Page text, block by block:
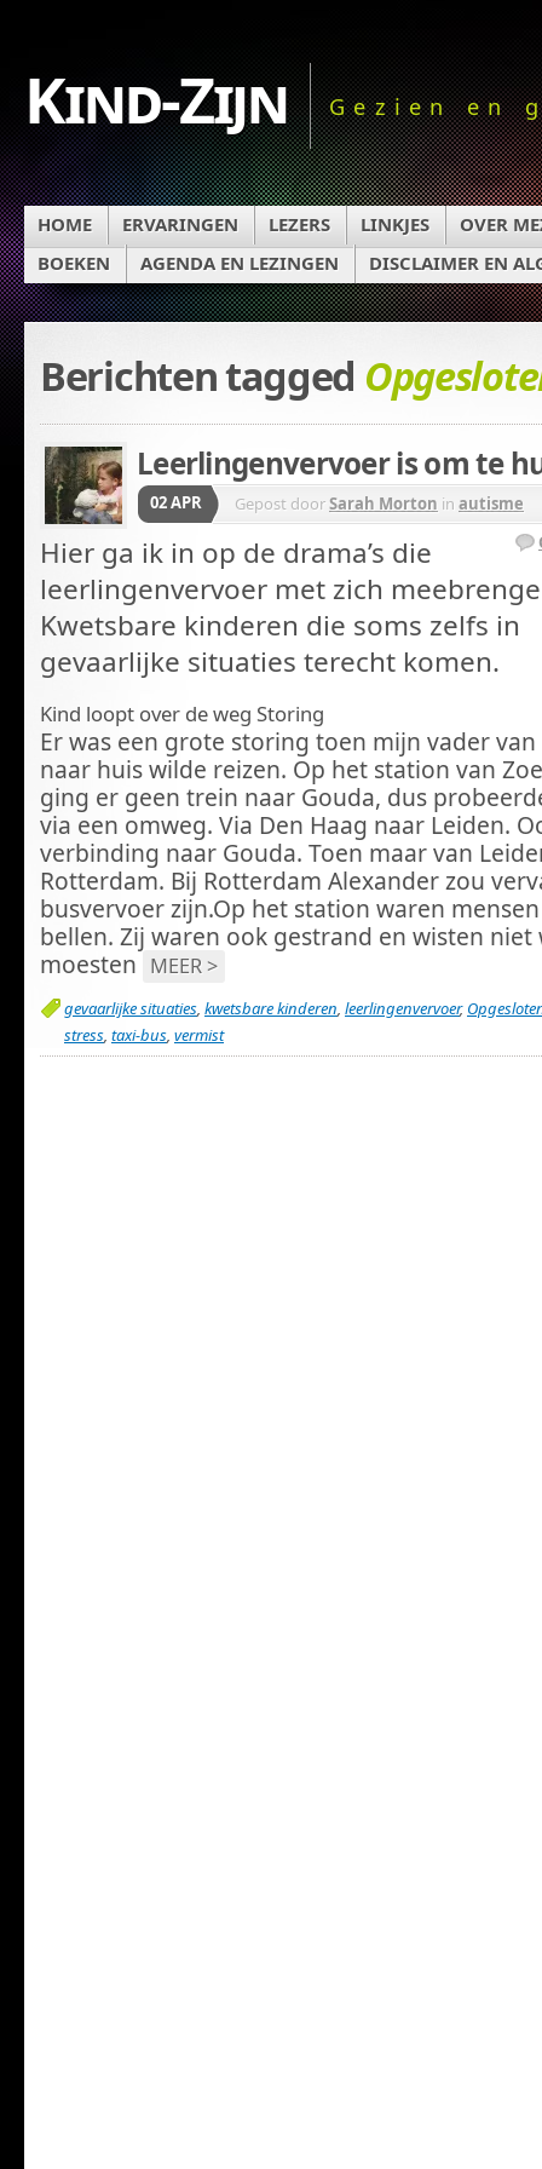
Kind-Zijn Gezien en
HOME ERVARINGEN LEZERS LINKJES
OVER
BOEKEN
AGENDA EN LEZINGEN DISCLAIMER EN
Berichten tagged
Leerlingenvervoer is om te
02 APR Gepost doorSarah Morton in autisme
Hier ga ik in op de drama’s die
leerlingenvervoer met zich
Kwetsbare kinderen die soms zelfs in
gevaarlijke situaties terecht komen.
Kind loopt over de weg Storing
Er was een grote storing toen mijn vader
naar huis wilde reizen. Op het station van
ging er geen trein naar Gouda, dus
via een omweg. Via Den Haag naar Leiden.
verbinding naar Gouda. Toen maar van
Rotterdam. Bij Rotterdam Alexander zou
busvervoer zijn.Op het station waren
bellen. Zij waren ook gestrand en wisten niet
moesten MEER >
gevaarlijke situaties, kwetsbare kinderen, leerlingenvervoer,
stress, taxi-bus, vermist